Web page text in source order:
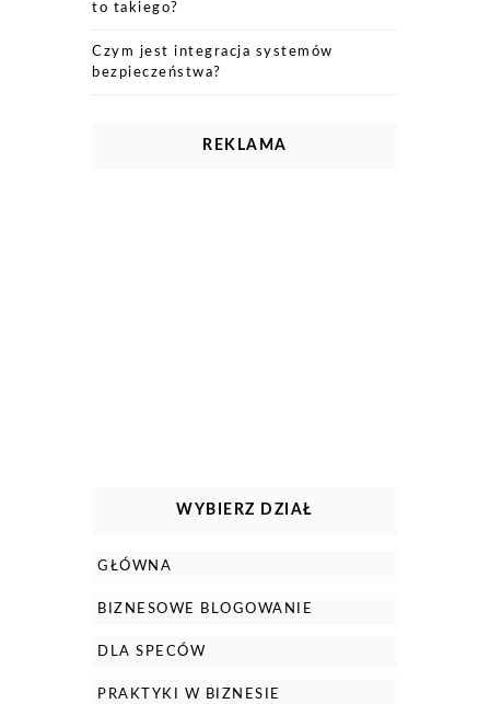
to takiego?
Czym jest integracja systemów
bezpieczeństwa?
REKLAMA
WYBIERZ DZIAŁ
GŁÓWNA
BIZNESOWE BLOGOWANIE
DLA SPECÓW
PRAKTYKI W BIZNESIE